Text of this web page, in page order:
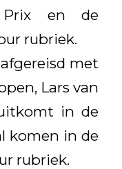
en de
rubriek.
met
Lars van
in de
komen in de
rubriek.